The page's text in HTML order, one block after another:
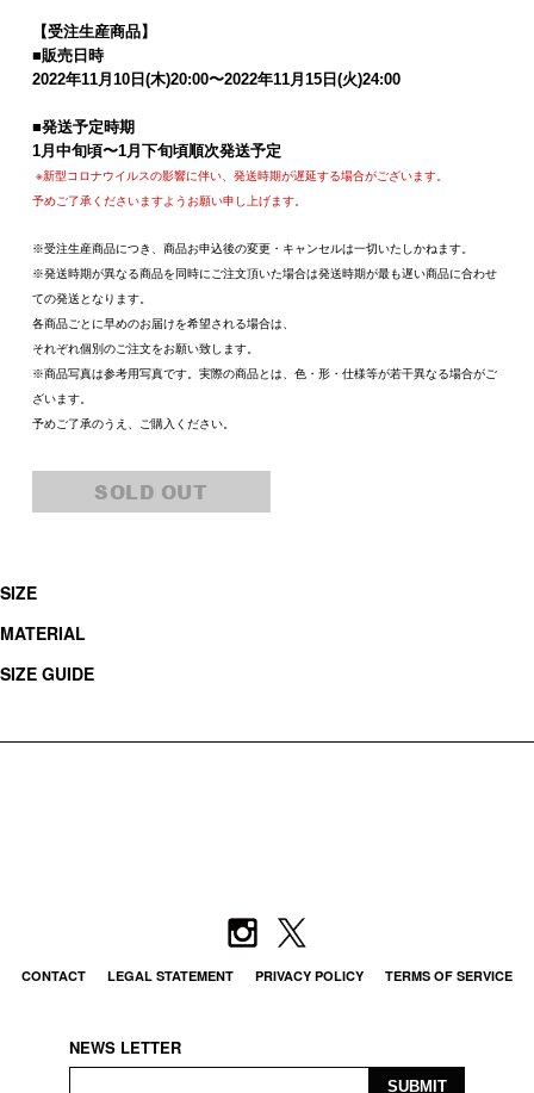
【受注生産商品】
■販売日時
2022年11月 10日 (木)20:00〜2022年11月 15日 (火)24:00
■発送予定時期
1月中旬頃〜1月下旬頃順次発送予定
※新型コロナウイルスの影響に伴い、発送時期が遅延する場合がございます。
予めご了承くださいますようお願い申し上げます。
※受注生産商品につき、商品お申込後の変更・キャンセルは一切いたしかねます。
※発送時期が異なる商品を同時にご注文頂いた場合は発送時期が最も遅い商品に合わせ
ての発送となります。
各商品ごとに早めのお届けを希望される場合は、
それぞれ個別のご注文をお願い致します。
※商品写真は参考用写真です。実際の商品とは、色・形・仕様等が若干異なる場合がご
ざいます。
予めご了承のうえ、ご購入ください。
SOLD OUT
SIZE
MATERIAL
SIZE GUIDE
CONTACT LEGAL STATEMENT PRIVACY POLICY TERMS OF SERVICE
NEWS LETTER